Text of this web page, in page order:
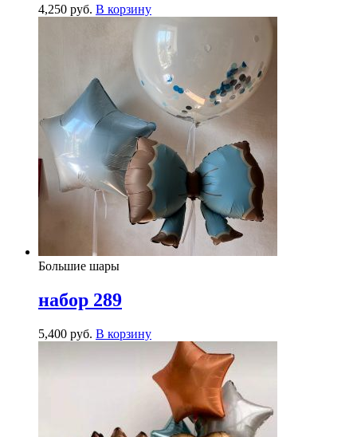
4,250 руб. В корзину
Большие шары
набор 289
5,400 руб. В корзину